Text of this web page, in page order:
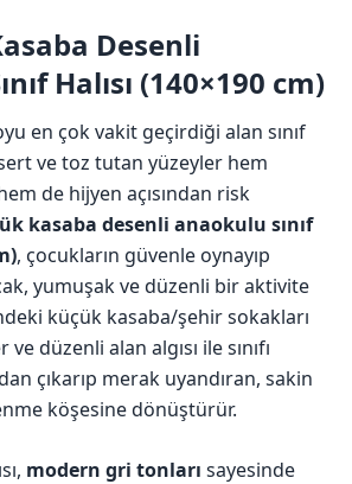
Desenli
Halısı (140×190 cm)
en çok vakit geçirdiği alan sınıf
ve toz tutan yüzeyler hem
de hijyen açısından risk
kasaba desenli anaokulu sınıf
, çocukların güvenle oynayıp
yumuşak ve düzenli bir aktivite
küçük kasaba/şehir sokakları
düzenli alan algısı ile sınıfı
çıkarıp merak uyandıran, sakin
köşesine dönüştürür.
modern gri tonları sayesinde